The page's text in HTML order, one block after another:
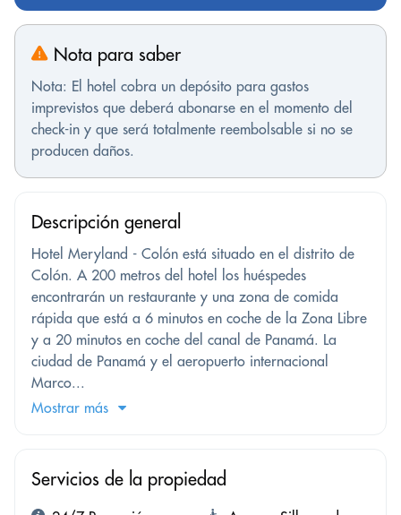
Nota para saber
Nota: El hotel cobra un depósito para gastos
imprevistos que deberá abonarse en el momento del
check-in y que será totalmente reembolsable si no se
producen daños.
Descripción general
Hotel Meryland - Colón está situado en el distrito de
Colón. A 200 metros del hotel los huéspedes
encontrarán un restaurante y una zona de comida
rápida que está a 6 minutos en coche de la Zona Libre
y a 20 minutos en coche del canal de Panamá. La
ciudad de Panamá y el aeropuerto internacional
Marco...
Mostrar más
Servicios de la propiedad